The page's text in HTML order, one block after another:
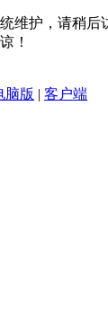
维护，请稍后
！
脑版 | 客户端